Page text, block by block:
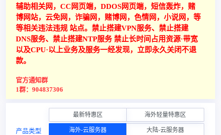
辅助相关网，CC网页端，DDOS网页端，短信轰炸，赌
博网站，云免网，诈骗网，赌博网，色情网，小说网，等
等相关违法违规 站点。禁止搭建VPN服务、禁止搭建
DNS服务、禁止搭建NTP服务 禁止长时间占用资源·带宽
以及CPU·以上业务及服务一经发现，立即永久关闭不退
款。
官方通知群
1群：904837306
产品类型
最新特惠区 海外轻量特惠区
海外-云服务器 大陆-云服务器